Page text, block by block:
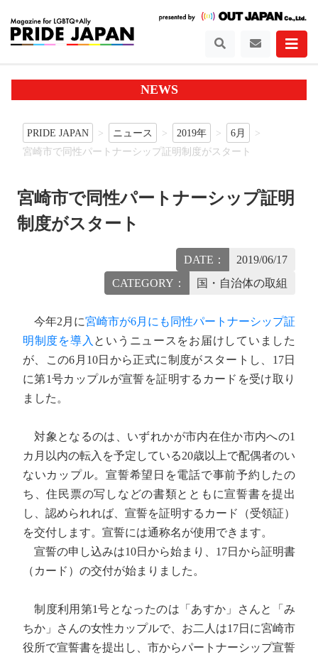
NEWS
PRIDE JAPAN ニュース 2019年
6月
宮崎市で同性パートナーシップ証明制度がスタート
宮崎市で同性パートナーシップ証明
制度がスタート
DATE：
2019/06/17
CATEGORY：
国・自治体の取組
今年2月に宮崎市が6月にも同性パートナーシップ証
明制度を導入 というニュースをお届けしていました
が、この6月10日から正式に制度がスタートし、17日
に第1号カップルが宣誓を証明するカードを受け取り
ました。
対象となるのは、いずれかが市内在住か市内への1
カ月以内の転入を予定している20歳以上で配偶者のい
ないカップル。宣誓希望日を電話で事前予約したの
ち、住民票の写しなどの書類とともに宣誓書を提出
し、認められれば、宣誓を証明するカード（受領証）
を交付します。宣誓には通称名が使用できます。
宣誓の申し込みは10日から始まり、17日から証明書
（カード）の交付が始まりました。
制度利用第1号となったのは「あすか」さんと「み
ちか」さんの女性カップルで、お二人は17日に宮崎市
役所で宣誓書を提出し、市からパートナーシップ宣誓